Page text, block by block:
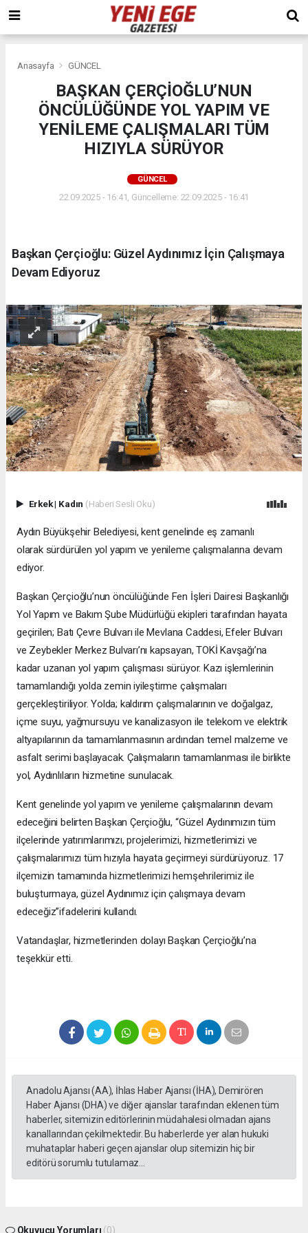
Anasayfa GÜNCEL
BAŞKAN ÇERÇİOĞLU’NUN
ÖNCÜLÜĞÜNDE YOL YAPIM VE
YENİLEME ÇALIŞMALARI TÜM
HIZIYLA SÜRÜYOR
GÜNCEL
22.09.2025 - 16:41, Güncelleme: 22.09.2025 - 16:41
Başkan Çerçioğlu: Güzel Aydınımız İçin Çalışmaya
Devam Ediyoruz
Erkek| Kadın (Haberi Sesli Oku)
Aydın Büyükşehir Belediyesi, kent genelinde eş zamanlı
olarak sürdürülen yol yapım ve yenileme çalışmalarına devam
ediyor.
Başkan Çerçioğlu’nun öncülüğünde Fen İşleri Dairesi Başkanlığı
Yol Yapım ve Bakım Şube Müdürlüğü ekipleri tarafından hayata
geçirilen; Batı Çevre Bulvarı ile Mevlana Caddesi, Efeler Bulvarı
ve Zeybekler Merkez Bulvarı’nı kapsayan, TOKİ Kavşağı’na
kadar uzanan yol yapım çalışması sürüyor. Kazı işlemlerinin
tamamlandığı yolda zemin iyileştirme çalışmaları
gerçekleştiriliyor. Yolda; kaldırım çalışmalarının ve doğalgaz,
içme suyu, yağmursuyu ve kanalizasyon ile telekom ve elektrik
altyapılarının da tamamlanmasının ardından temel malzeme ve
asfalt serimi başlayacak. Çalışmaların tamamlanması ile birlikte
yol, Aydınlıların hizmetine sunulacak.
Kent genelinde yol yapım ve yenileme çalışmalarının devam
edeceğini belirten Başkan Çerçioğlu, “Güzel Aydınımızın tüm
ilçelerinde yatırımlarımızı, projelerimizi, hizmetlerimizi ve
çalışmalarımızı tüm hızıyla hayata geçirmeyi sürdürüyoruz. 17
ilçemizin tamamında hizmetlerimizi hemşehrilerimiz ile
buluşturmaya, güzel Aydınımız için çalışmaya devam
edeceğiz”ifadelerini kullandı.
Vatandaşlar, hizmetlerinden dolayı Başkan Çerçioğlu’na
teşekkür etti.
Anadolu Ajansı (AA), İhlas Haber Ajansı (İHA), Demirören
Haber Ajansı (DHA) ve diğer ajanslar tarafından eklenen tüm
haberler, sitemizin editörlerinin müdahalesi olmadan ajans
kanallarından çekilmektedir. Bu haberlerde yer alan hukuki
muhataplar haberi geçen ajanslar olup sitemizin hiç bir
editörü sorumlu tutulamaz...
Okuyucu Yorumları (0)